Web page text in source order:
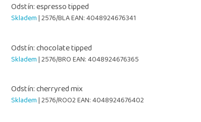
Odstín: espresso tipped
Skladem| 2576/BLAEAN:4048924676341
Odstín: chocolate tipped
Skladem| 2576/BROEAN:4048924676365
Odstín: cherryred mix
Skladem| 2576/ROO2EAN:4048924676402